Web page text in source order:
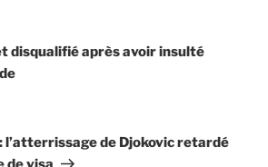
disqualifié après avoir insulté
l’atterrissage de Djokovic retardé